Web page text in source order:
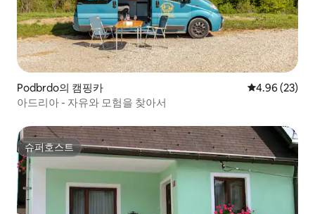
Podbrdo의 캠핑카 평점 4.96점(5
4.96 (23)
아드리아 - 자유와 모험을 찾아서
슈퍼호스트
슈퍼호스트